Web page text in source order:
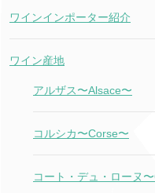
ワインインポーター紹介
ワイン産地
アルザス〜Alsace〜
コルシカ〜Corse〜
コート・デュ・ローヌ